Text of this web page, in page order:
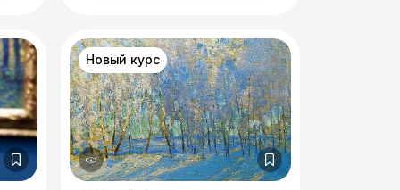
Новый курс